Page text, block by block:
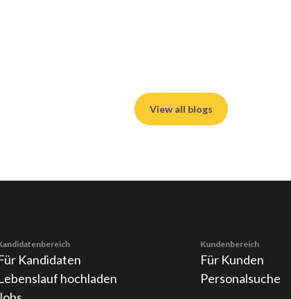
View all blogs
Kandidaten
hochladen
Kundenbereich
Für Kunden
Personalsuche